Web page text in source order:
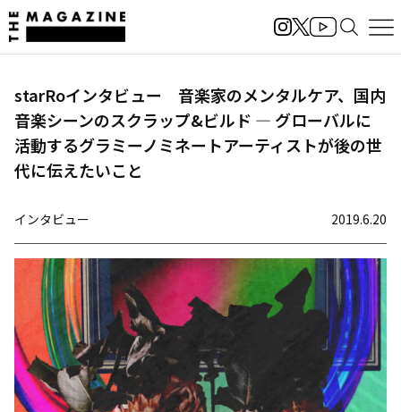
starRoインタビュー 音楽家のメンタルケア、国内
音楽シーンのスクラップ&ビルド ― グローバルに
活動するグラミーノミネートアーティストが後の世
代に伝えたいこと
インタビュー 2019.6.20